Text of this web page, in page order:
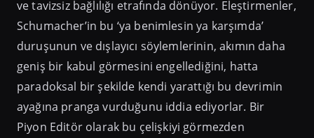
ve tavizsiz bağlılığı etrafında dönüyor. Eleştirmenler,
Schumacher’in bu ‘ya benimlesin ya karşımda’
duruşunun ve dışlayıcı söylemlerinin, akımın daha
geniş bir kabul görmesini engellediğini, hatta
paradoksal bir şekilde kendi yarattığı bu devrimin
ayağına pranga vurduğunu iddia ediyorlar. Bir
Piyon Editör olarak bu çelişkiyi görmezden